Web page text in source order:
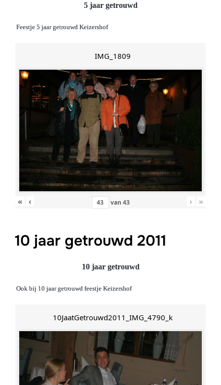
5 jaar getrouwd
Feestje 5 jaar getrouwd Keizershof
IMG_1809
« ‹ van 43 › »
10 jaar getrouwd 2011
10 jaar getrouwd
Ook bij 10 jaar getrouwd feestje Keizershof
10JaatGetrouwd2011_IMG_4790_k